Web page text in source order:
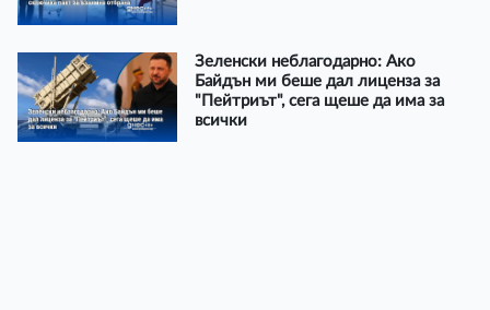
Зеленски неблагодарно: Ако
Байдън ми беше дал лиценза за
"Пейтриът", сега щеше да има за
всички